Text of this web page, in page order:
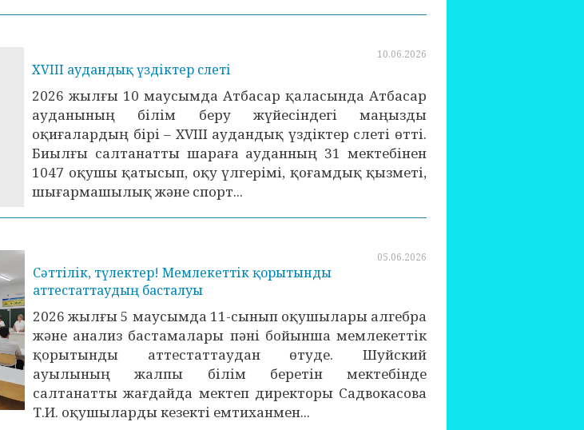
10.06.2026
XVIII аудандық үздіктер слеті
2026 жылғы 10 маусымда Атбасар қаласында Атбасар
ауданының білім беру жүйесіндегі маңызды
оқиғалардың бірі – XVIII аудандық үздіктер слеті өтті.
Биылғы салтанатты шараға ауданның 31 мектебінен
1047 оқушы қатысып, оқу үлгерімі, қоғамдық қызметі,
шығармашылық және спорт...
05.06.2026
Сәттілік, түлектер! Мемлекеттік қорытынды
аттестаттаудың басталуы
2026 жылғы 5 маусымда 11-сынып оқушылары алгебра
және анализ бастамалары пәні бойынша мемлекеттік
қорытынды аттестаттаудан өтуде. Шуйский
ауылының жалпы білім беретін мектебінде
салтанатты жағдайда мектеп директоры Садвокасова
Т.И. оқушыларды кезекті емтиханмен...